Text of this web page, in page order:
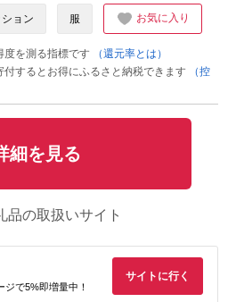
ョン 服 お気に入り
を測る指標です
（還元率とは）
するとお得にふるさと納税できます
（控
細を見る
品の取扱いサイト
で5%即増量中！
サイトに行く